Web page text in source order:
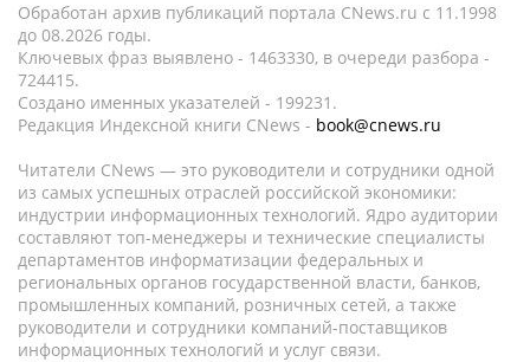
Обработан архив публикаций портала CNews.ru c 11.1998
до 08.2026 годы.
Ключевых фраз выявлено - 1463330, в очереди разбора -
724415.
Создано именных указателей - 199231.
Редакция Индексной книги CNews - book@cnews.ru
Читатели CNews — это руководители и сотрудники одной
из самых успешных отраслей российской экономики:
индустрии информационных технологий. Ядро аудитории
составляют топ-менеджеры и технические специалисты
департаментов информатизации федеральных и
региональных органов государственной власти, банков,
промышленных компаний, розничных сетей, а также
руководители и сотрудники компаний-поставщиков
информационных технологий и услуг связи.